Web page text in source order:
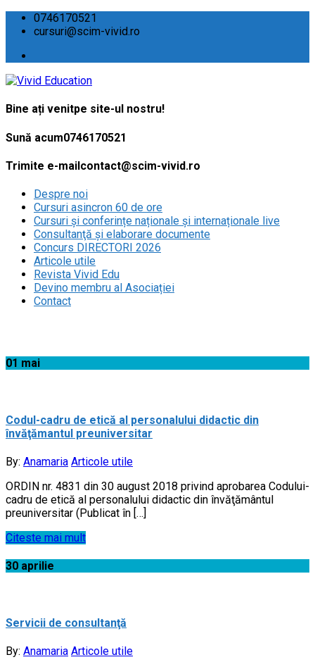
0746170521
cursuri@scim-vivid.ro
Bine ați venitpe site-ul nostru!
Sună acum0746170521
Trimite e-mailcontact@scim-vivid.ro
Despre noi
Cursuri asincron 60 de ore
Cursuri și conferințe naționale și internaționale live
Consultanţă și elaborare documente
Concurs DIRECTORI 2026
Articole utile
Revista Vivid Edu
Devino membru al Asociației
Contact
01 mai
Codul-cadru de etică al personalului didactic din
învăţămantul preuniversitar
By: Anamaria Articole utile
ORDIN nr. 4831 din 30 august 2018 privind aprobarea Codului-
cadru de etică al personalului didactic din învăţământul
preuniversitar (Publicat în […]
Citeste mai mult
30 aprilie
Servicii de consultanţă
By: Anamaria Articole utile